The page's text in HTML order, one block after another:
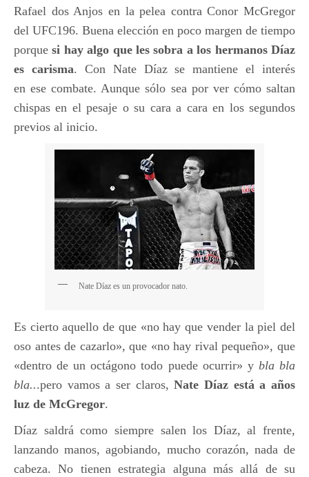
Rafael dos Anjos en la pelea contra Conor McGregor
del UFC196. Buena elección en poco margen de tiempo
porquesi hay algo que les sobra a los hermanos Díaz
es carisma. Con Nate Díaz se mantiene el interés
en ese combate. Aunque sólo sea por ver cómo saltan
chispas en el pesaje o su cara a cara en los segundos
previos al inicio.
Nate Díaz es un provocador nato.
Es cierto aquello de que «no hay que vender la piel del
oso antes de cazarlo», que «no hay rival pequeño», que
«dentro de un octágono todo puede ocurrir» y bla bla
bla...pero vamos a ser claros, Nate Díaz está a años
luz de McGregor.
Díaz saldrá como siempre salen los Díaz, al frente,
lanzando manos, agobiando, mucho corazón, nada de
cabeza. No tienen estrategia alguna más allá de su